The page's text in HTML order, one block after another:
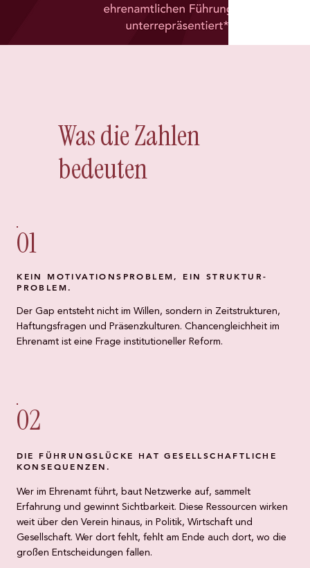
Was die Zahlen
bedeuten
01
KEIN MOTIVATIONS­PROBLEM, EIN STRUKTUR­
PROBLEM.
Der Gap entsteht nicht im Willen, sondern in Zeitstrukturen,
Haftungsfragen und Präsenzkulturen. Chancengleichheit im
Ehrenamt ist eine Frage institutioneller Reform.
02
DIE FÜHRUNGSLÜCKE HAT GESELLSCHAFTLICHE
KONSEQUENZEN.
Wer im Ehrenamt führt, baut Netzwerke auf, sammelt
Erfahrung und gewinnt Sichtbarkeit. Diese Ressourcen wirken
weit über den Verein hinaus, in Politik, Wirtschaft und
Gesellschaft. Wer dort fehlt, fehlt am Ende auch dort, wo die
großen Entscheidungen fallen.